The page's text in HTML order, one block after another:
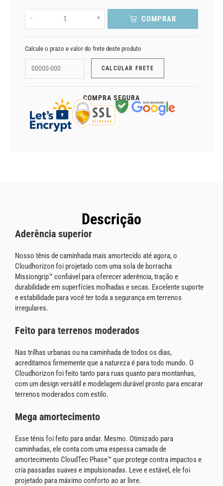
- + COMPRAR
Calcule o prazo e valor do frete deste produto
COMPRA SEGURA
Descrição
Aderência superior
Nosso tênis de caminhada mais amortecido até agora, o
Cloudhorizon foi projetado com uma sola de borracha
Missiongrip™ confiável para oferecer aderência, tração e
durabilidade em superfícies molhadas e secas. Excelente suporte
e estabilidade para você ter toda a segurança em terrenos
irregulares.
Feito para terrenos moderados
Nas trilhas urbanas ou na caminhada de todos os dias,
acreditamos firmemente que a natureza é para todo mundo. O
Cloudhorizon foi feito tanto para ruas quanto para montanhas,
com um design versátil e modelagem durável pronto para encarar
terrenos moderados com estilo.
Mega amortecimento
Esse tênis foi feito para andar. Mesmo. Otimizado para
caminhadas, ele conta com uma espessa camada de
amortecimento CloudTec Phase™ que protege contra impactos e
cria passadas suaves e impulsionadas. Leve e estável, ele foi
projetado para máximo conforto ao ar livre.